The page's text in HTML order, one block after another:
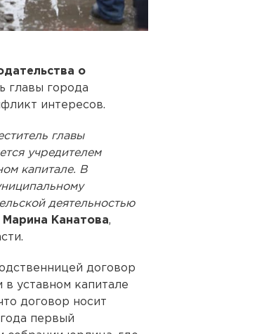
о
главы города
интересов.
главы
учредителем
капитале. В
деятельностью
Марина Канатова,
договор
уставном капитале
договор носит
первый